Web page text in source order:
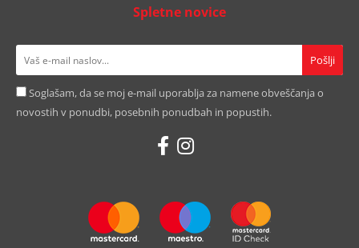
Spletne novice
Soglašam, da se moj e-mail uporablja za namene obveščanja o
novostih v ponudbi, posebnih ponudbah in popustih.